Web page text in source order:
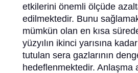
etkilerini önemli ölçüde
edilmektedir. Bunu
mümkün olan en kısa
yüzyılın ikinci yarısına
tutulan sera gazlarının
hedeflenmektedir. Anlaşma